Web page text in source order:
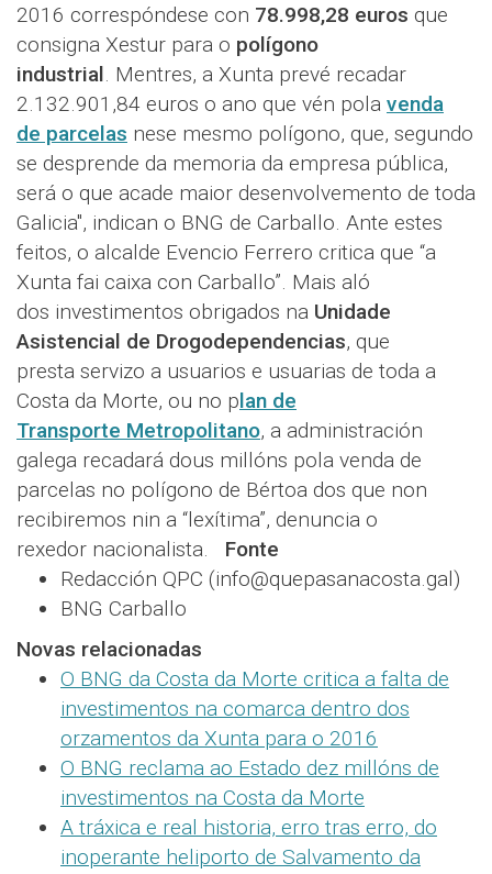
2016 correspóndese con 78.998,28 euros que
consigna Xestur para o polígono
industrial. Mentres, a Xunta prevé recadar
2.132.901,84 euros o ano que vén pola venda
de parcelas nese mesmo polígono, que, segundo
se desprende da memoria da empresa pública,
será o que acade maior desenvolvemento de toda
Galicia", indican o BNG de Carballo. Ante estes
feitos, o alcalde Evencio Ferrero critica que “a
Xunta fai caixa con Carballo”. Mais aló
dos investimentos obrigados na Unidade
Asistencial de Drogodependencias, que
presta servizo a usuarios e usuarias de toda a
Costa da Morte, ou no plan de
Transporte Metropolitano, a administración
galega recadará dous millóns pola venda de
parcelas no polígono de Bértoa dos que non
recibiremos nin a “lexítima”, denuncia o
rexedor nacionalista. Fonte
Redacción QPC (info@quepasanacosta.gal)
BNG Carballo
Novas relacionadas
O BNG da Costa da Morte critica a falta de
investimentos na comarca dentro dos
orzamentos da Xunta para o 2016
O BNG reclama ao Estado dez millóns de
investimentos na Costa da Morte
A tráxica e real historia, erro tras erro, do
inoperante heliporto de Salvamento da